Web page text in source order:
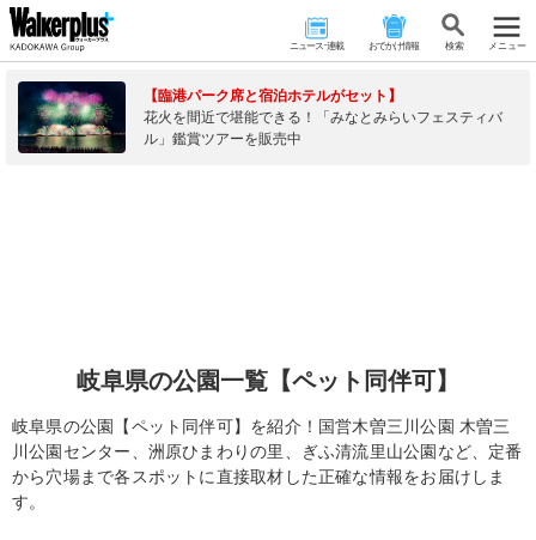
ニュース･連載 おでかけ情報 検 索 メニュー
【臨港パーク席と宿泊ホテルがセット】
花火を間近で堪能できる！「みなとみらいフェスティバ
ル」鑑賞ツアーを販売中
岐阜県の公園一覧【ペット同伴可】
岐阜県の公園【ペット同伴可】を紹介！国営木曽三川公園 木曽三
川公園センター、洲原ひまわりの里、ぎふ清流里山公園など、定番
から穴場まで各スポットに直接取材した正確な情報をお届けしま
す。